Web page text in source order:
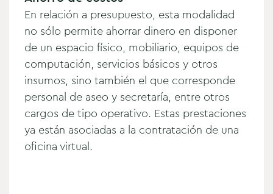
En relación a presupuesto, esta modalidad
no sólo permite ahorrar dinero en disponer
de un espacio físico, mobiliario, equipos de
computación, servicios básicos y otros
insumos, sino también el que corresponde
personal de aseo y secretaría, entre otros
cargos de tipo operativo. Estas prestaciones
ya están asociadas a la contratación de una
oficina virtual.